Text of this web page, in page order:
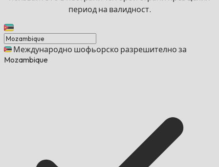
период на валидност.
Международно шофьорско разрешително за
Mozambique